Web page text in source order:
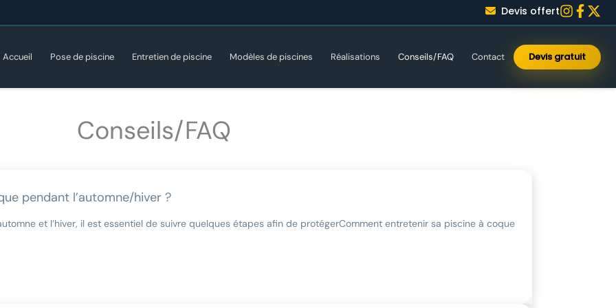
Devis offert
Accueil Pose de piscine Entretien de piscine Modèles de piscines Réalisations Conseils/FAQ Contact Devis gratuit
Conseils/FAQ
pendant l’automne/hiver ?
et l’hiver, il est essentiel de suivre quelques étapes afin de protégerComment entretenir sa piscine à coque